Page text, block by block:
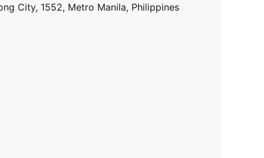
City, 1552, Metro Manila, Philippines